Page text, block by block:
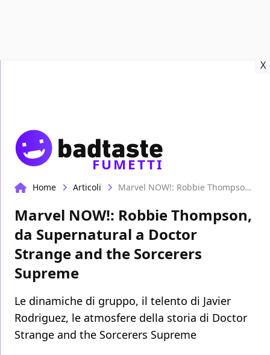
X
FUMETTI
Home Articoli Marvel NOW!: Robbie Thompson, da Supernatural a Doctor Strange and the Sorcerers Supreme
Marvel NOW!: Robbie Thompson,
da Supernatural a Doctor
Strange and the Sorcerers
Supreme
Le dinamiche di gruppo, il telento di Javier
Rodriguez, le atmosfere della storia di Doctor
Strange and the Sorcerers Supreme